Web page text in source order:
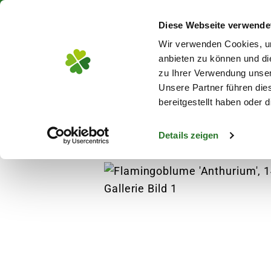
Diese Webseite
Wir verwenden Cookies,
anbieten zu können und
zu Ihrer Verwendung
Unsere Partner führen
bereitgestellt haben oder
Details zeigen
Blumen
Pflanzen Zimmerpflanzen Blühende